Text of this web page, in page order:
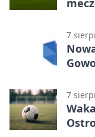
7
7